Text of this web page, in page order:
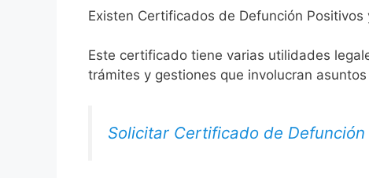
Existen Certificados de Defunción
Este certificado tiene varias utilidades
trámites y gestiones que involucran
Solicitar Certificado de Defunción